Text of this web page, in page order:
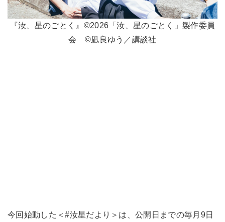
『汝、星のごとく』©2026「汝、星のごとく」製作委員
会 ©凪良ゆう／講談社
今回始動した＜#汝星だより＞は、公開日までの毎月9日